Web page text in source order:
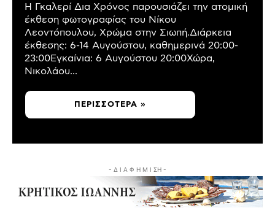
Η Γκαλερί Δια Χρόνος παρουσιάζει την ατομική
έκθεση φωτογραφίας του Νίκου
Λεοντόπουλου, Χρώμα στην Σιωπή.Διάρκεια
έκθεσης: 6-14 Αυγούστου, καθημερινά 20:00-
23:00Εγκαίνια: 6 Αυγούστου 20:00Χώρα,
Νικολάου...
ΠΕΡΙΣΣΌΤΕΡΑ »
- Δ Ι Α Φ Η Μ Ι ΣΗ -